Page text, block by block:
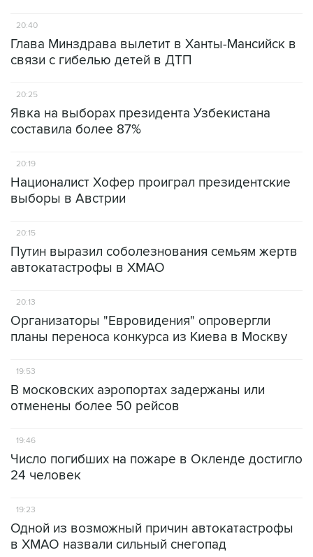
20:40
Глава Минздрава вылетит в Ханты-Мансийск в
связи с гибелью детей в ДТП
20:25
Явка на выборах президента Узбекистана
составила более 87%
20:19
Националист Хофер проиграл президентские
выборы в Австрии
20:15
Путин выразил соболезнования семьям жертв
автокатастрофы в ХМАО
20:13
Организаторы "Евровидения" опровергли
планы переноса конкурса из Киева в Москву
19:53
В московских аэропортах задержаны или
отменены более 50 рейсов
19:46
Число погибших на пожаре в Окленде достигло
24 человек
19:23
Одной из возможный причин автокатастрофы
в ХМАО назвали сильный снегопад